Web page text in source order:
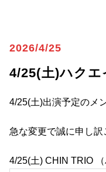
2026/4/25
4/25(土)ハクエ
4/25(土)出演予定のメ
急な変更で誠に申し訳
4/25(土) CHIN TRIO